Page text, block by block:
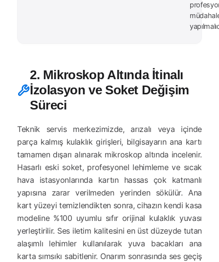
2. Mikroskop Altında İtinalı
İzolasyon ve Soket Değişim
Süreci
Teknik servis merkezimizde, arızalı veya içinde
parça kalmış kulaklık girişleri, bilgisayarın ana kartı
tamamen dışarı alınarak mikroskop altında incelenir.
Hasarlı eski soket, profesyonel lehimleme ve sıcak
hava istasyonlarında kartın hassas çok katmanlı
yapısına zarar verilmeden yerinden sökülür. Ana
kart yüzeyi temizlendikten sonra, cihazın kendi kasa
modeline %100 uyumlu sıfır orijinal kulaklık yuvası
yerleştirilir. Ses iletim kalitesini en üst düzeyde tutan
alaşımlı lehimler kullanılarak yuva bacakları ana
karta sımsıkı sabitlenir. Onarım sonrasında ses geçiş